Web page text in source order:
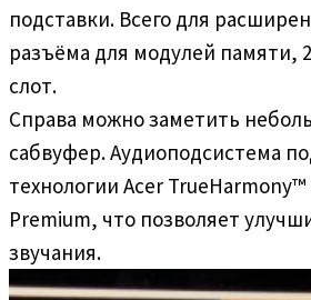
подставки. Всего для
разъёма для модулей памяти,
слот.
Справа можно заметить
сабвуфер. Аудиоподсистема
технологии Acer
Premium, что позволяет
звучания.